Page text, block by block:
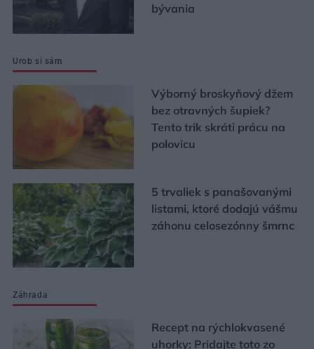
bývania
Urob si sám
Výborný broskyňový džem
bez otravných šupiek?
Tento trik skráti prácu na
polovicu
5 trvaliek s panašovanými
listami, ktoré dodajú vášmu
záhonu celosezónny šmrnc
Záhrada
Recept na rýchlokvasené
uhorky: Pridajte toto zo